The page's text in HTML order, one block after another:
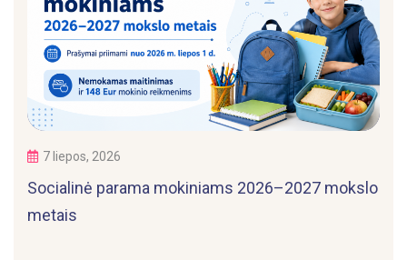
7 liepos, 2026
Socialinė parama mokiniams 2026–2027 mokslo
metais